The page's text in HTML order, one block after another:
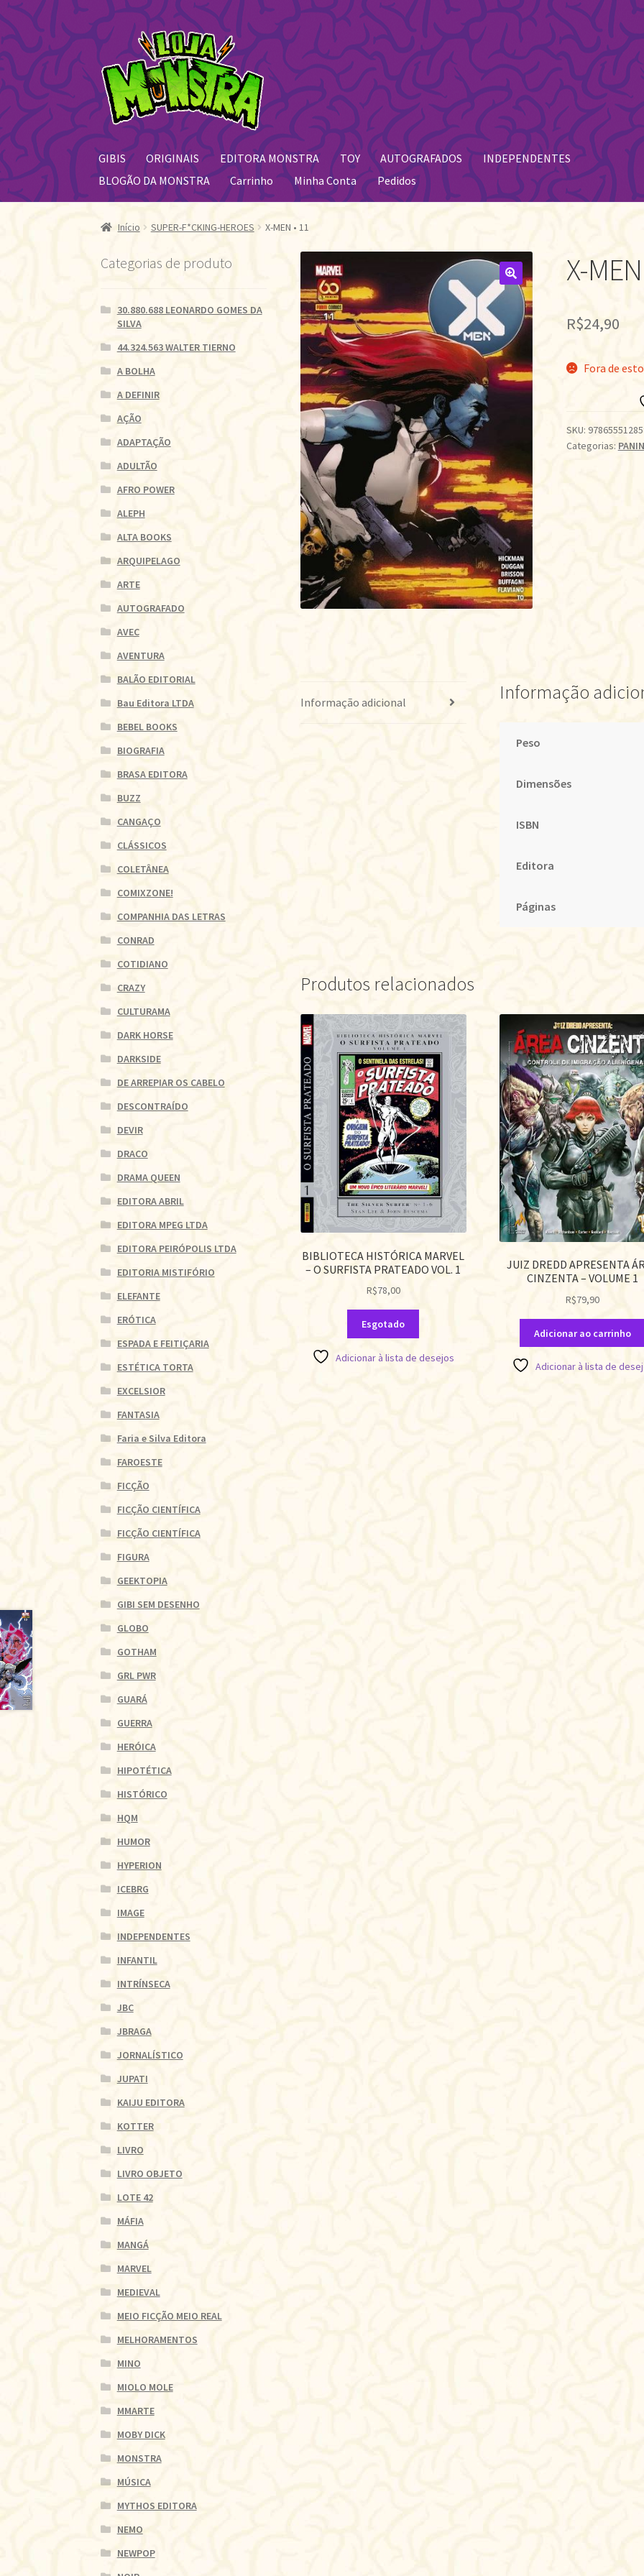
Pular
para
navegação
Pular
para
o
conteúdo
GIBIS ORIGINAIS EDITORA MONSTRA TOY AUTOGRAFADOS
INDEPENDENTES
BLOGÃO DA MONSTRA
Carrinho Minha Conta Pedidos
Início SUPER-F*CKING-HEROES X-MEN • 11
X-
R$24,90
Fora de
SKU:
Categorias:
Informação adicional Informação
Peso
Dimensões
ISBN
Editora
Páginas
Produtos relacionados
BIBLIOTECA HISTÓRICA MARVEL
– O SURFISTA PRATEADO VOL. 1
R$78,00
Esgotado
Adicionar à lista de desejos
JUIZ DREDD APRESENTA
CINZENTA – VOLUME 1
R$79,90
Adicionar ao carrinho
Adicionar à lista de
Categorias de produto
30.880.688 LEONARDO GOMES DA
SILVA
44.324.563 WALTER TIERNO
A BOLHA
A DEFINIR
AÇÃO
ADAPTAÇÃO
ADULTÃO
AFRO POWER
ALEPH
ALTA BOOKS
ARQUIPELAGO
ARTE
AUTOGRAFADO
AVEC
AVENTURA
BALÃO EDITORIAL
Bau Editora LTDA
BEBEL BOOKS
BIOGRAFIA
BRASA EDITORA
BUZZ
CANGAÇO
CLÁSSICOS
COLETÂNEA
COMIXZONE!
COMPANHIA DAS LETRAS
CONRAD
COTIDIANO
CRAZY
CULTURAMA
DARK HORSE
DARKSIDE
DE ARREPIAR OS CABELO
DESCONTRAÍDO
DEVIR
DRACO
DRAMA QUEEN
EDITORA ABRIL
EDITORA MPEG LTDA
EDITORA PEIRÓPOLIS LTDA
EDITORIA MISTIFÓRIO
ELEFANTE
ERÓTICA
ESPADA E FEITIÇARIA
ESTÉTICA TORTA
EXCELSIOR
FANTASIA
Faria e Silva Editora
FAROESTE
FICÇÃO
FICÇÃO CIENTÍFICA
FICÇÃO CIENTÍFICA
FIGURA
GEEKTOPIA
GIBI SEM DESENHO
GLOBO
GOTHAM
GRL PWR
GUARÁ
GUERRA
HERÓICA
HIPOTÉTICA
HISTÓRICO
HQM
HUMOR
HYPERION
ICEBRG
IMAGE
INDEPENDENTES
INFANTIL
INTRÍNSECA
JBC
JBRAGA
JORNALÍSTICO
JUPATI
KAIJU EDITORA
KOTTER
LIVRO
LIVRO OBJETO
LOTE 42
MÁFIA
MANGÁ
MARVEL
MEDIEVAL
MEIO FICÇÃO MEIO REAL
MELHORAMENTOS
MINO
MIOLO MOLE
MMARTE
MOBY DICK
MONSTRA
MÚSICA
MYTHOS EDITORA
NEMO
NEWPOP